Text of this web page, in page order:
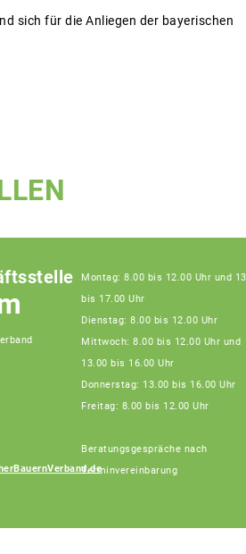
sich für die Anliegen der bayerischen
Montag: 8.00 bis 12.00 Uhr und
bis 17.00 Uhr
Dienstag: 8.00 bis 12.00 Uhr
Mittwoch: 8.00 bis 12.00 Uhr und
13.00 bis 16.00 Uhr
Donnerstag: 13.00 bis 16.00 Uhr
Freitag: 8.00 bis 12.00 Uhr
Beratungsgespräche nach
Terminvereinbarung